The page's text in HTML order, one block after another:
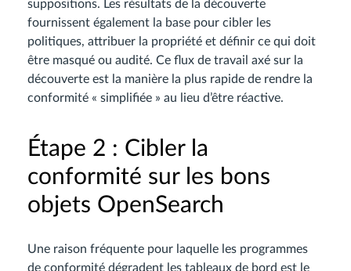
suppositions. Les résultats de la découverte
fournissent également la base pour cibler les
politiques, attribuer la propriété et définir ce qui doit
être masqué ou audité. Ce flux de travail axé sur la
découverte est la manière la plus rapide de rendre la
conformité « simplifiée » au lieu d’être réactive.
Étape 2 : Cibler la
conformité sur les bons
objets OpenSearch
Une raison fréquente pour laquelle les programmes
de conformité dégradent les tableaux de bord est le